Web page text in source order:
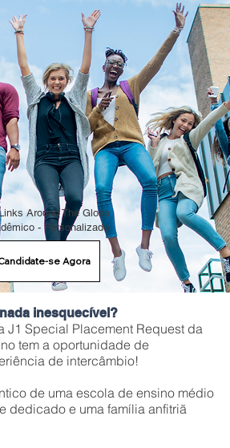
se Agora
- Personalizado
Around The Globe
inesquecível?
J1 Special Placement Request da
tem a oportunidade de
de intercâmbio!
de uma escola de ensino médio
dedicado e uma família anfitriã